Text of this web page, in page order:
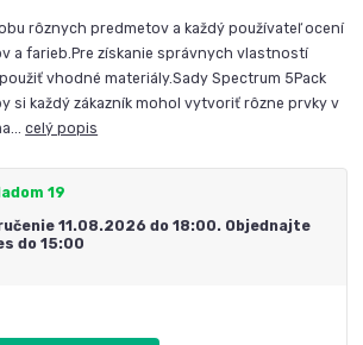
rôznych predmetov a každý používateľ ocení
a farieb.Pre získanie správnych vlastností
vhodné materiály.Sady Spectrum 5Pack
si každý zákazník mohol vytvoriť rôzne prvky v
celý popis
19
11.08.2026 do 18:00. Objednajte
do 15:00